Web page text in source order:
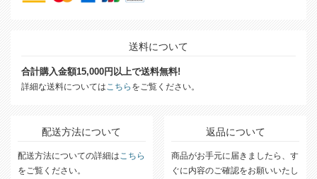
送料について
合計購入金額15,000円以上で送料無料!
詳細な送料については こちら をご覧ください。
配送方法について
配送方法についての詳細は こちら
をご覧ください。
返品について
商品がお手元に届きましたら、す
ぐに内容のご確認をお願いいたし